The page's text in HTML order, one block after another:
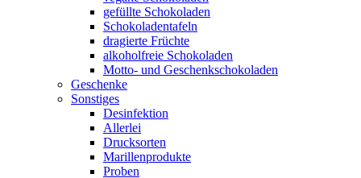
gefüllte Schokoladen
Schokoladentafeln
dragierte Früchte
alkoholfreie Schokoladen
Motto- und Geschenkschokoladen
Geschenke
Sonstiges
Desinfektion
Allerlei
Drucksorten
Marillenprodukte
Proben